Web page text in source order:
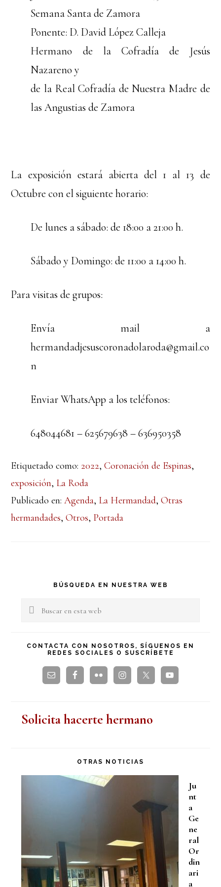
Semana Santa de Zamora
Ponente: D. David López Calleja
Hermano de la Cofradía de Jesús
Nazareno y
de la Real Cofradía de Nuestra Madre de
las Angustias de Zamora
La exposición estará abierta del 1 al 13 de
Octubre con el siguiente horario:
De lunes a sábado: de 18:00 a 21:00 h.
Sábado y Domingo: de 11:00 a 14:00 h.
Para visitas de grupos:
Envía mail a
hermandadjesuscoronadolaroda@gmail.co
n
Enviar WhatsApp a los teléfonos:
648044681 – 625679638 – 636950358
Etiquetado como: 2022,Coronación de Espinas,
exposición, La Roda
Publicado en:Agenda, La Hermandad,Otras
hermandades,Otros, Portada
Barra
lateral
BÚSQUEDA EN NUESTRA WEB
Buscar
esta
CONTACTA CON NOSOTROS, SÍGUENOS EN
REDES SOCIALES O SUSCRÍBETE
Solicita hacerte hermano
OTRAS NOTICIAS
Ju
nt
a
Ge
ne
ral
Or
din
ari
a